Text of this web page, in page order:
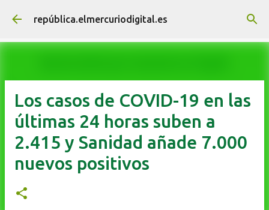
Ir al contenido principal
república.elmercuriodigital.es
Los casos de COVID-19 en las
últimas 24 horas suben a
2.415 y Sanidad añade 7.000
nuevos positivos